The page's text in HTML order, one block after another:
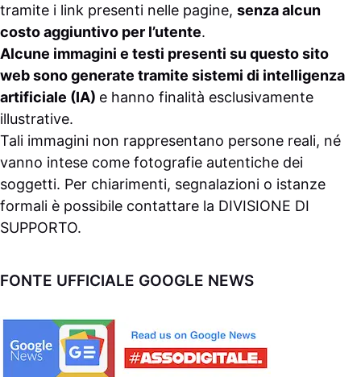
tramite i link presenti nelle pagine, senza alcun
costo aggiuntivo per l’utente.
Alcune immagini e testi presenti su questo sito
web sono generate tramite sistemi di intelligenza
artificiale (IA) e hanno finalità esclusivamente
illustrative.
Tali immagini non rappresentano persone reali, né
vanno intese come fotografie autentiche dei
soggetti. Per chiarimenti, segnalazioni o istanze
formali è possibile contattare la DIVISIONE DI
SUPPORTO.
FONTE UFFICIALE GOOGLE NEWS